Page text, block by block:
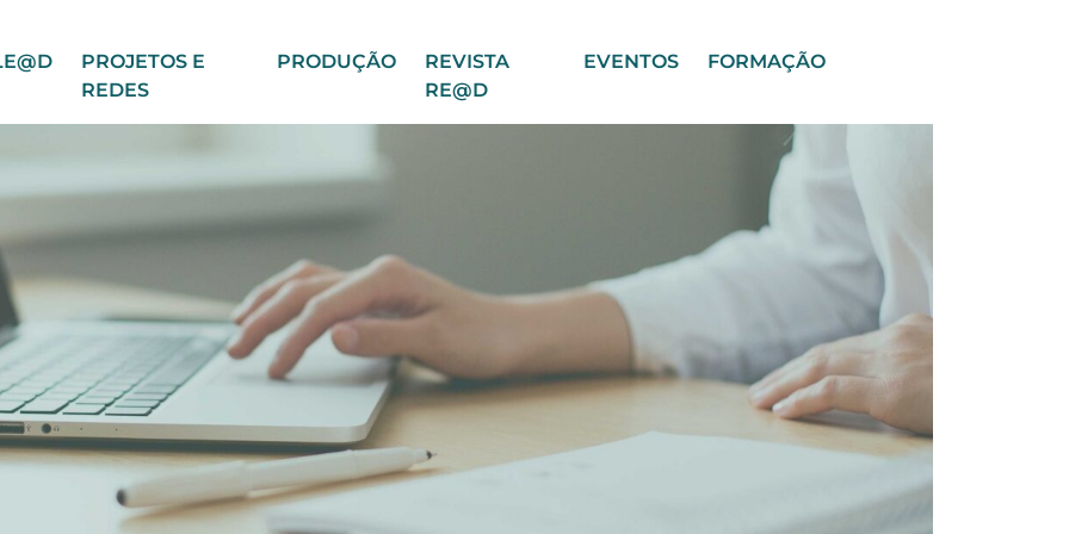
PROJETOS E
REDES
PRODUÇÃO
REVISTA
RE@D
EVENTOS FORMAÇÃO